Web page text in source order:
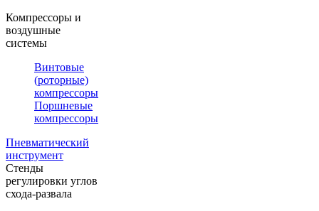
Компрессоры и
воздушные
системы
Винтовые
(роторные)
компрессоры
Поршневые
компрессоры
Пневматический
инструмент
Стенды
регулировки углов
схода-развала